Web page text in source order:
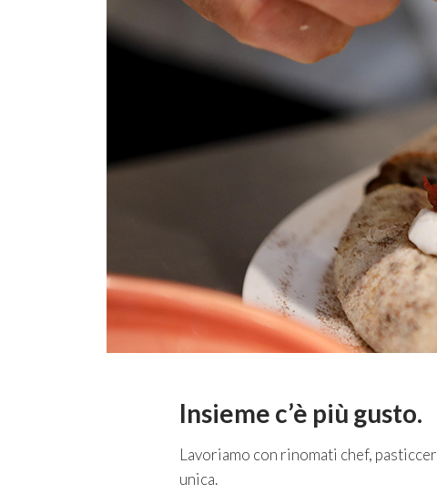
Insieme c’è più gusto.
Lavoriamo con rinomati chef,
unica.